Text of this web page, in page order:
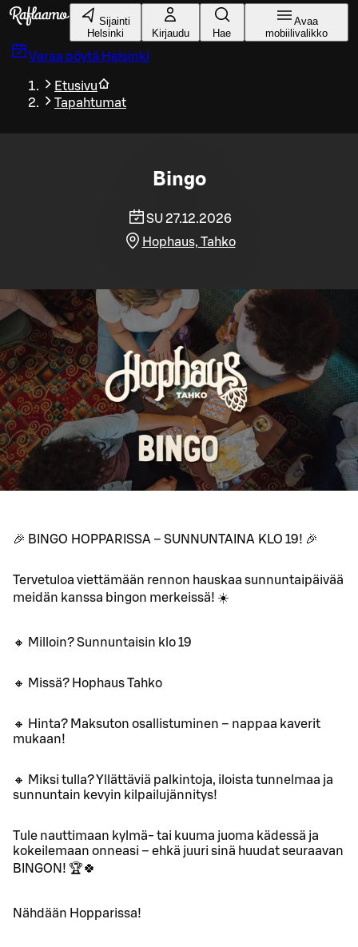
Siirry pääsisältöön
Sijainti
Helsinki
Kirjaudu Hae
Avaa
mobiilivalikko
Varaa pöytä Helsinki
Etusivu
Tapahtumat
Bingo
SU 27.12.2026
Hophaus, Tahko
🎉 BINGO HOPPARISSA – SUNNUNTAINA KLO 19! 🎉
Tervetuloa viettämään rennon hauskaa sunnuntaipäivää
meidän kanssa bingon merkeissä! ☀️
🔸 Milloin? Sunnuntaisin klo 19
🔸 Missä? Hophaus Tahko
🔸 Hinta? Maksuton osallistuminen – nappaa kaverit
mukaan!
🔸 Miksi tulla? Yllättäviä palkintoja, iloista tunnelmaa ja
sunnuntain kevyin kilpailujännitys!
Tule nauttimaan kylmä- tai kuuma juoma kädessä ja
kokeilemaan onneasi – ehkä juuri sinä huudat seuraavan
BINGON! 🏆🍀
Nähdään Hopparissa!